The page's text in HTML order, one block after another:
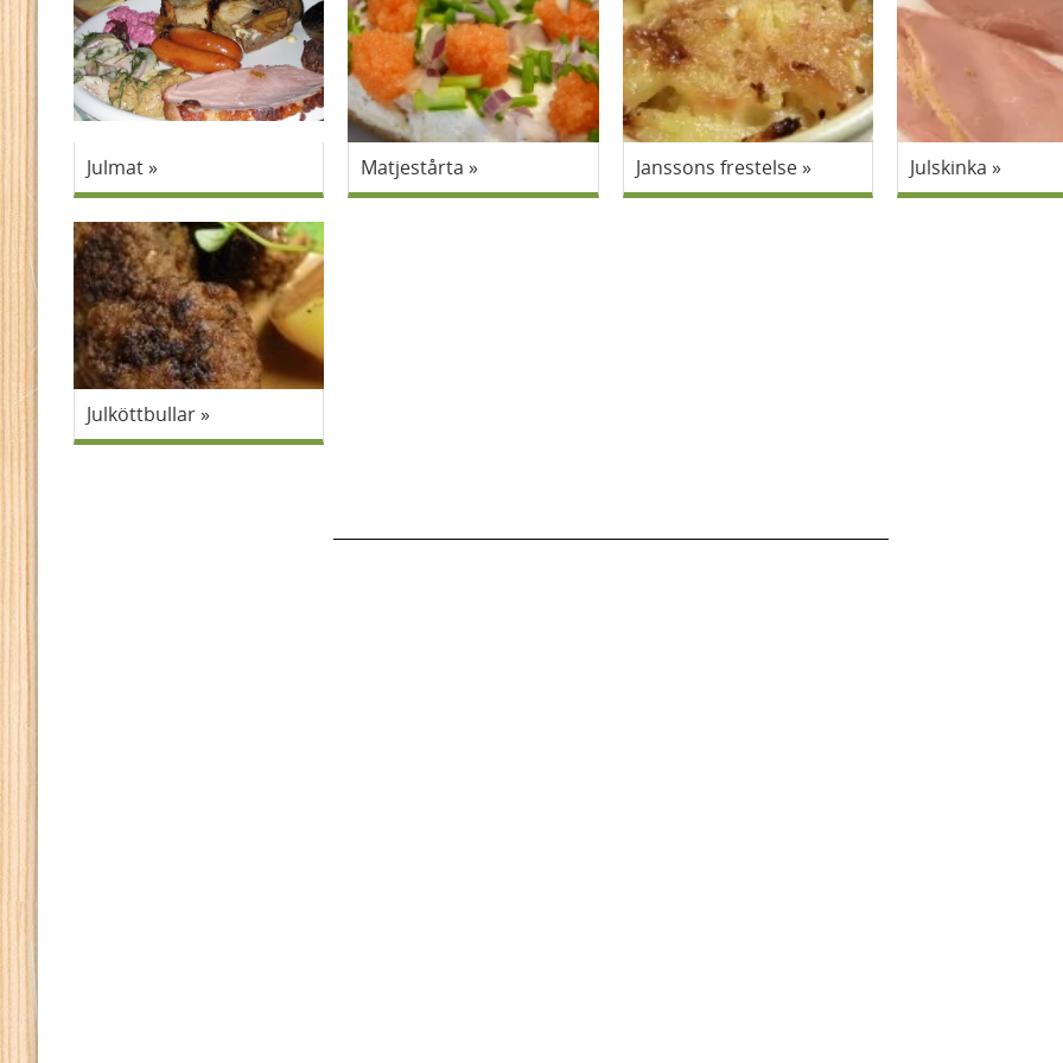
Julmat Matjestårta Janssons frestelse Julskinka
Julköttbullar